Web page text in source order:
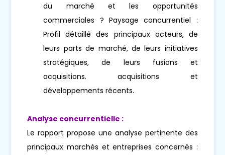
du marché et les opportunités
commerciales ? Paysage concurrentiel :
Profil détaillé des principaux acteurs, de
leurs parts de marché, de leurs initiatives
stratégiques, de leurs fusions et
acquisitions. acquisitions et
développements récents.
Analyse concurrentielle :
Le rapport propose une analyse pertinente des
principaux marchés et entreprises concernés :